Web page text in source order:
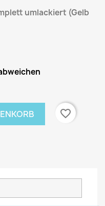
umlackiert (Gelb
favorite_border